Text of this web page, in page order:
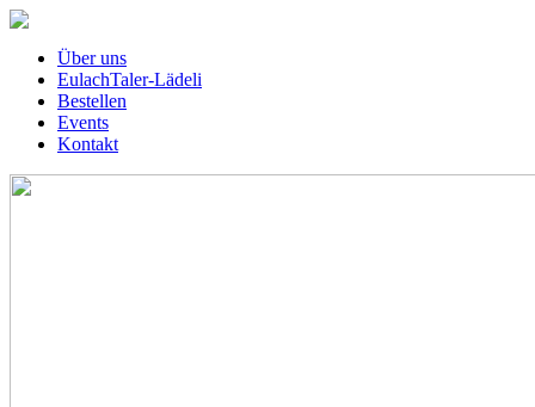
Über uns
EulachTaler-Lädeli
Bestellen
Events
Kontakt